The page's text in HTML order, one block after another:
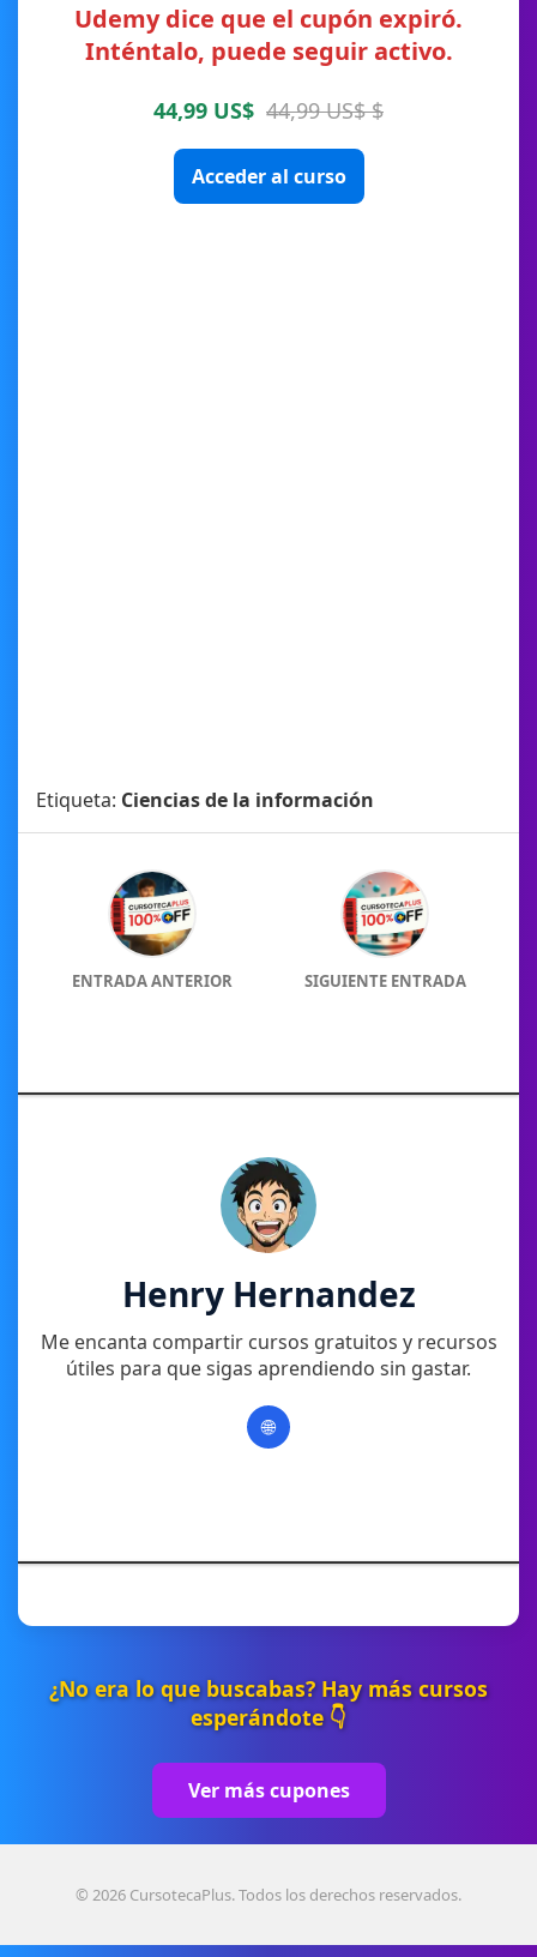
Udemy dice que el cupón expiró.
Inténtalo, puede seguir activo.
44,99 US$ 44,99 US$ $
Acceder al curso
Etiqueta: Ciencias de la información
ENTRADA ANTERIOR SIGUIENTE ENTRADA
Henry Hernandez
Me encanta compartir cursos gratuitos y recursos
útiles para que sigas aprendiendo sin gastar.
🌐
¿No era lo que buscabas? Hay más cursos
esperándote 👇
Ver más cupones
© 2026 CursotecaPlus. Todos los derechos reservados.